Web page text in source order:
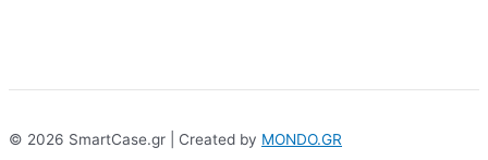
© 2026 SmartCase.gr | Created by MONDO.GR